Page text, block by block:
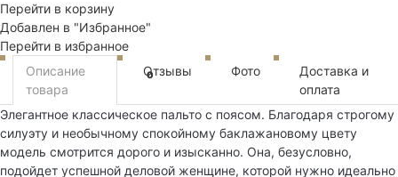
Перейти в корзину
Добавлен в "Избранное"
Перейти в избранное
Описание
товара
Отзывы
0 Фото
Доставка и
оплата
Элегантное классическое пальто с поясом. Благодаря строгому
силуэту и необычному спокойному баклажановому цвету
модель смотрится дорого и изысканно. Она, безусловно,
подойдет успешной деловой женщине, которой нужно идеально